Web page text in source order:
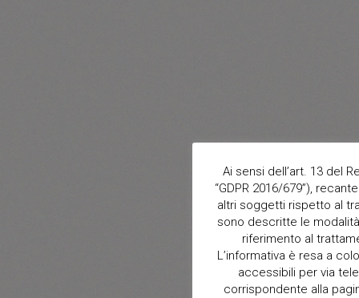
Ai sensi dell’art. 13 del
“GDPR 2016/679”),
altri soggetti rispetto al
sono descritte le
riferimento al
L’informativa è resa a
accessibili per via
corrispondente alla